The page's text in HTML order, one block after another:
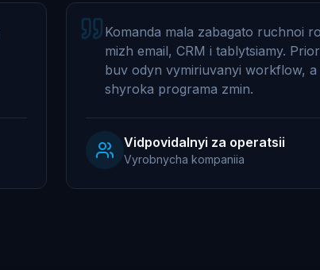
Komanda mala zabagato ruchnoi
mizh email, CRM i tablytsiamy.
buv odyn vymiriuvanyi workflow, a
shyroka programa zmin.
Vidpovidalnyi za operatsii
Vyrobnycha kompaniia